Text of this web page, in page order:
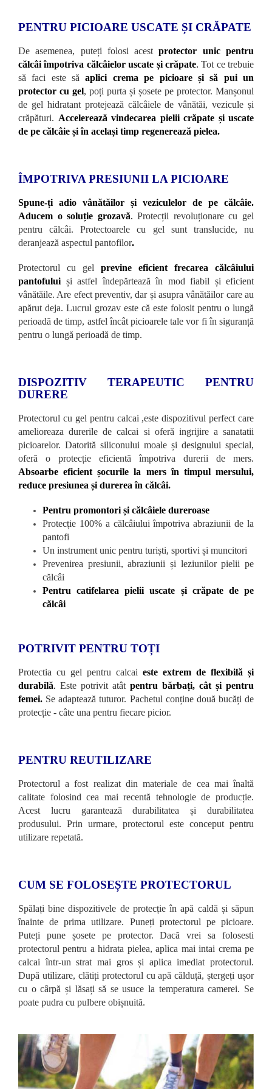
PENTRU PICIOARE USCATE ȘI CRĂPATE
De asemenea, puteți folosi acest protector unic pentru
călcâi împotriva călcâielor uscate și crăpate. Tot ce trebuie
să faci este să aplici crema pe picioare și să pui un
protector cu gel, poți purta și șosete pe protector. Manșonul
de gel hidratant protejează călcâiele de vânătăi, vezicule și
crăpături. Accelerează vindecarea pielii crăpate și uscate
de pe călcâie și în același timp regenerează pielea.
ÎMPOTRIVA PRESIUNII LA PICIOARE
Spune-ți adio vânătăilor și veziculelor de pe călcâie.
Aducem o soluție grozavă. Protecții revoluționare cu gel
pentru călcâi. Protectoarele cu gel sunt translucide, nu
deranjează aspectul pantofilor.
Protectorul cu gel previne eficient frecarea călcâiului
pantofului și astfel îndepărtează în mod fiabil și eficient
vânătăile. Are efect preventiv, dar și asupra vânătăilor care au
apărut deja. Lucrul grozav este că este folosit pentru o lungă
perioadă de timp, astfel încât picioarele tale vor fi în siguranță
pentru o lungă perioadă de timp.
DISPOZITIV TERAPEUTIC PENTRU
DURERE
Protectorul cu gel pentru calcai ,este dispozitivul perfect care
amelioreaza durerile de calcai si oferă ingrijire a sanatatii
picioarelor. Datorită siliconului moale și designului special,
oferă o protecție eficientă împotriva durerii de mers.
Absoarbe eficient șocurile la mers în timpul mersului,
reduce presiunea și durerea în călcâi.
Pentru promontori și călcâiele dureroase
Protecție 100% a călcâiului împotriva abraziunii de la
pantofi
Un instrument unic pentru turiști, sportivi și muncitori
Prevenirea presiunii, abraziunii și leziunilor pielii pe
călcâi
Pentru catifelarea pielii uscate și crăpate de pe
călcâi
POTRIVIT PENTRU TOȚI
Protectia cu gel pentru calcai este extrem de flexibilă și
durabilă. Este potrivit atât pentru bărbați, cât și pentru
femei. Se adaptează tuturor. Pachetul conține două bucăți de
protecție - câte una pentru fiecare picior.
PENTRU REUTILIZARE
Protectorul a fost realizat din materiale de cea mai înaltă
calitate folosind cea mai recentă tehnologie de producție.
Acest lucru garantează durabilitatea și durabilitatea
produsului. Prin urmare, protectorul este conceput pentru
utilizare repetată.
CUM SE FOLOSEȘTE PROTECTORUL
Spălați bine dispozitivele de protecție în apă caldă și săpun
înainte de prima utilizare. Puneți protectorul pe picioare.
Puteți pune șosete pe protector. Dacă vrei sa folosesti
protectorul pentru a hidrata pielea, aplica mai intai crema pe
calcai într-un strat mai gros și aplica imediat protectorul.
După utilizare, clătiți protectorul cu apă călduță, ștergeți ușor
cu o cârpă și lăsați să se usuce la temperatura camerei. Se
poate pudra cu pulbere obișnuită.